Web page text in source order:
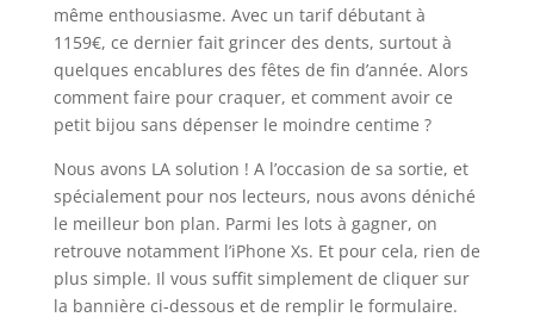
même enthousiasme. Avec un tarif débutant à
1159€, ce dernier fait grincer des dents, surtout à
quelques encablures des fêtes de fin d’année. Alors
comment faire pour craquer, et comment avoir ce
petit bijou sans dépenser le moindre centime ?
Nous avons LA solution ! A l’occasion de sa sortie, et
spécialement pour nos lecteurs, nous avons déniché
le meilleur bon plan. Parmi les lots à gagner, on
retrouve notamment l’iPhone Xs. Et pour cela, rien de
plus simple. Il vous suffit simplement de cliquer sur
la bannière ci-dessous et de remplir le formulaire.